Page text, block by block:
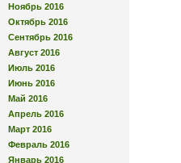
Ноябрь 2016
Октябрь 2016
Сентябрь 2016
Август 2016
Июль 2016
Июнь 2016
Май 2016
Апрель 2016
Март 2016
Февраль 2016
Январь 2016